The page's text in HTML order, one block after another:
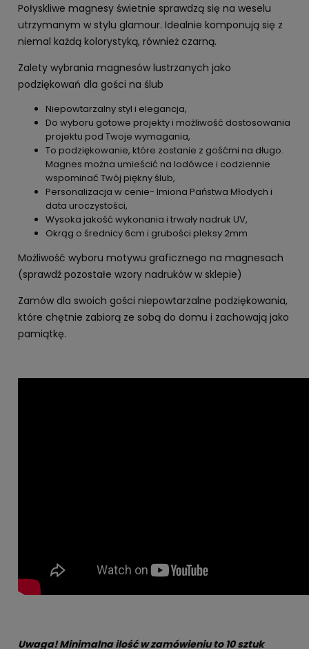
Połyskliwe magnesy świetnie sprawdzą się na weselu
utrzymanym w stylu glamour. Idealnie komponują się z
niemal każdą kolorystyką, również czarną.
Zalety wybrania magnesów lustrzanych jako
podziękowań dla gości na ślub
Niepowtarzalny styl i elegancja,
Do wyboru gotowe projekty i możliwość dostosowania
projektu pod Twoje wymagania,
To podziękowanie, które zostanie z gośćmi na długo.
Magnes można umieścić na lodówce i codziennie
wspominać Twój piękny ślub,
Personalizacja w cenie- Imiona Państwa Młodych i
data uroczystości,
Wysoka jakość wykonania i trwały nadruk UV,
Okrąg o średnicy 6cm i grubości pleksy 2mm
Możliwość wyboru motywu graficznego na magnesach
(sprawdź pozostałe wzory nadruków w sklepie)
Zamów dla swoich gości niepowtarzalne podziękowania,
które chętnie zabiorą ze sobą do domu i zachowają jako
pamiątkę.
Uwaga! Minimalna ilość w zamówieniu to 10 sztuk